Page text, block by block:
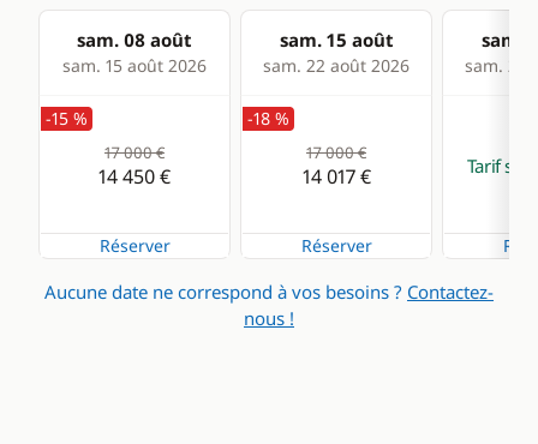
sam. 08 août
sam. 15 août 2026
sam. 15 août
sam. 22 août 2026
sam.
sam. 29
-15 %
17 000 €
14 450 €
Réserver
-18 %
17 000 €
14 017 €
Réserver
Tarif sur
Aucune date ne correspond à vos besoins ? Contactez-
nous !